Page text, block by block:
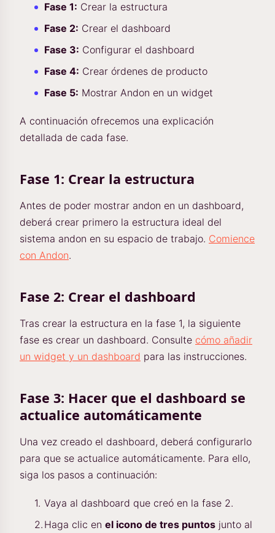
Fase 1: Crear la estructura
Fase 2: Crear el dashboard
Fase 3: Configurar el dashboard
Fase 4: Crear órdenes de producto
Fase 5: Mostrar Andon en un widget
A continuación ofrecemos una explicación
detallada de cada fase.
Fase 1: Crear la estructura
Antes de poder mostrar andon en un dashboard,
deberá crear primero la estructura ideal del
sistema andon en su espacio de trabajo. Comience
con Andon.
Fase 2: Crear el dashboard
Tras crear la estructura en la fase 1, la siguiente
fase es crear un dashboard. Consulte cómo añadir
un widget y un dashboard para las instrucciones.
Fase 3: Hacer que el dashboard se
actualice automáticamente
Una vez creado el dashboard, deberá configurarlo
para que se actualice automáticamente. Para ello,
siga los pasos a continuación:
Vaya al dashboard que creó en la fase 2.
Haga clic en el icono de tres puntos junto al